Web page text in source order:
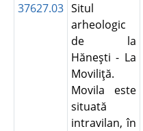
37627.03 Situl
arheologic
de la
Hăneşti - La
Moviliţă.
Movila este
situată
intravilan, în